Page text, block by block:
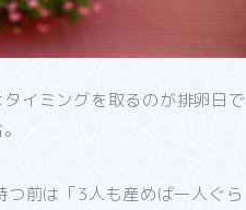
イミングを取るのが排卵日で
つ前は「3人も産めば一人ぐら